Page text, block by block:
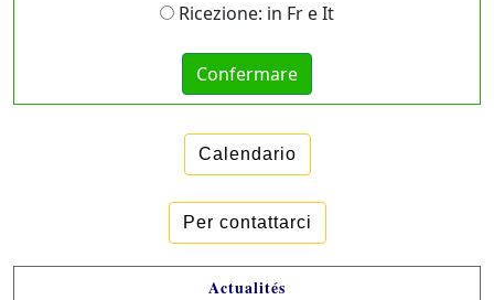
Ricezione: in Fr e It
Calendario
Per contattarci
Actualités